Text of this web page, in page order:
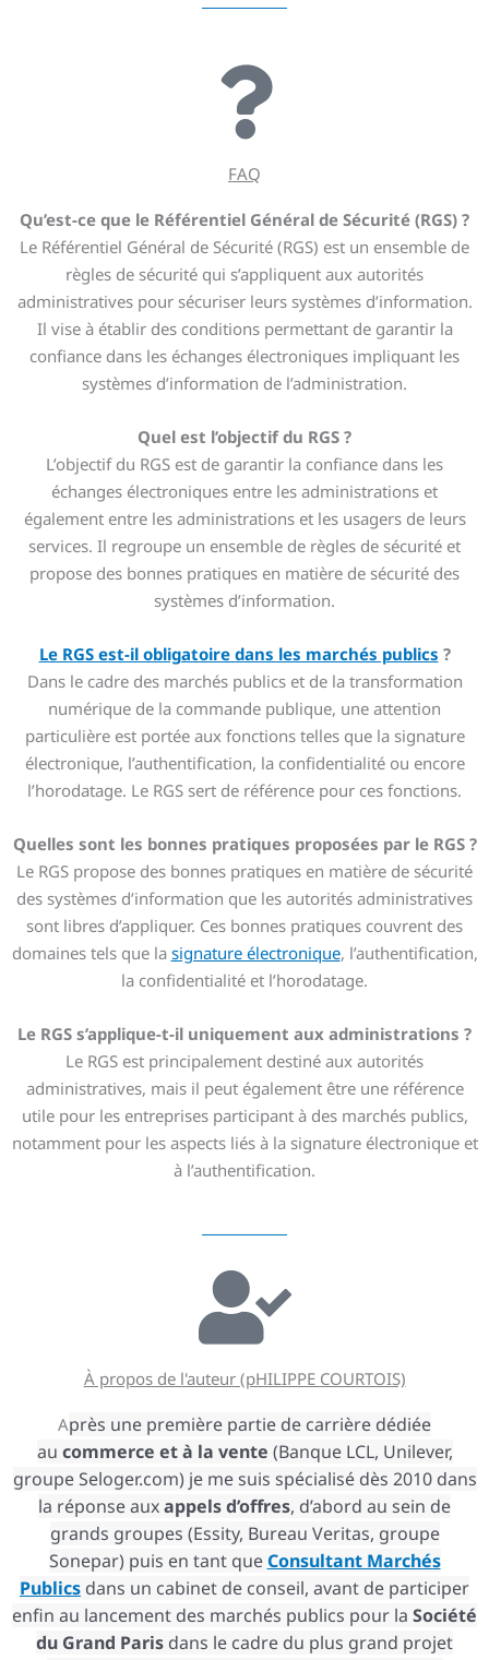
FAQ
Qu’est-ce que le Référentiel Général de Sécurité (RGS) ?
Le Référentiel Général de Sécurité (RGS) est un ensemble de
règles de sécurité qui s’appliquent aux autorités
administratives pour sécuriser leurs systèmes d’information.
Il vise à établir des conditions permettant de garantir la
confiance dans les échanges électroniques impliquant les
systèmes d’information de l’administration.
Quel est l’objectif du RGS ?
L’objectif du RGS est de garantir la confiance dans les
échanges électroniques entre les administrations et
également entre les administrations et les usagers de leurs
services. Il regroupe un ensemble de règles de sécurité et
propose des bonnes pratiques en matière de sécurité des
systèmes d’information.
Le RGS est-il obligatoire dans les marchés publics ?
Dans le cadre des marchés publics et de la transformation
numérique de la commande publique, une attention
particulière est portée aux fonctions telles que la signature
électronique, l’authentification, la confidentialité ou encore
l’horodatage. Le RGS sert de référence pour ces fonctions.
Quelles sont les bonnes pratiques proposées par le RGS ?
Le RGS propose des bonnes pratiques en matière de sécurité
des systèmes d’information que les autorités administratives
sont libres d’appliquer. Ces bonnes pratiques couvrent des
domaines tels que la signature électronique, l’authentification,
la confidentialité et l’horodatage.
Le RGS s’applique-t-il uniquement aux administrations ?
Le RGS est principalement destiné aux autorités
administratives, mais il peut également être une référence
utile pour les entreprises participant à des marchés publics,
notamment pour les aspects liés à la signature électronique et
à l’authentification.
À propos de l'auteur (pHILIPPE COURTOIS)
Après une première partie de carrière dédiée
au commerce et à la vente (Banque LCL, Unilever,
groupe Seloger.com) je me suis spécialisé dès 2010 dans
la réponse auxappels d’offres, d’abord au sein de
grands groupes (Essity, Bureau Veritas, groupe
Sonepar) puis en tant queConsultant Marchés
Publics dans un cabinet de conseil, avant de participer
enfin au lancement des marchés publics pour la Société
du Grand Paris dans le cadre du plus grand projet